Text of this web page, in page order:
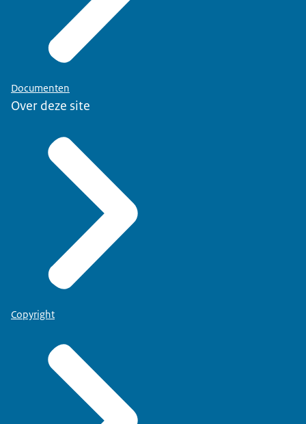
Documenten
Over deze site
Copyright